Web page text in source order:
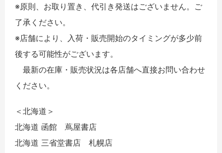
※原則、お取り置き、代引き発送はございません。ご
了承ください。
※店舗により、入荷・販売開始のタイミングが多少前
後する可能性がございます。
最新の在庫・販売状況は各店舗へ直接お問い合わせ
ください。
＜北海道＞
北海道 函館 蔦屋書店
北海道 三省堂書店 札幌店